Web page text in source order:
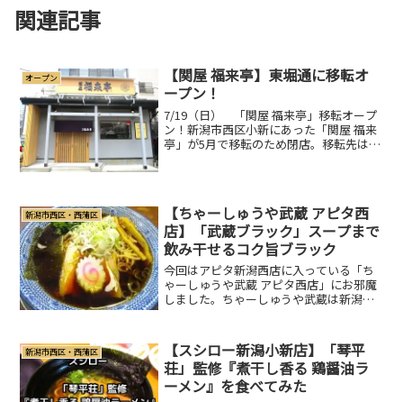
関連記事
オープン
【関屋 福来亭】東堀通に移転オ
ープン！
7/19（日） 「関屋 福来亭」移転オープ
ン！新潟市西区小新にあった「関屋 福来
亭」が5月で移転のため閉店。移転先は新
新潟市西区・西蒲区
【ちゃーしゅうや武蔵 アピタ西
店】「武蔵ブラック」スープまで
飲み干せるコク旨ブラック
今回はアピタ新潟西店に入っている「ち
ゃーしゅうや武蔵 アピタ西店」にお邪魔
しました。ちゃーしゅうや武蔵は新潟市
学前店」「イオン青山店」「万代店」
「MUSADELI（イオ...
新潟市西区・西蒲区
【スシロー新潟小新店】「琴平
荘」監修『煮干し香る 鶏醤油ラ
ーメン』を食べてみた